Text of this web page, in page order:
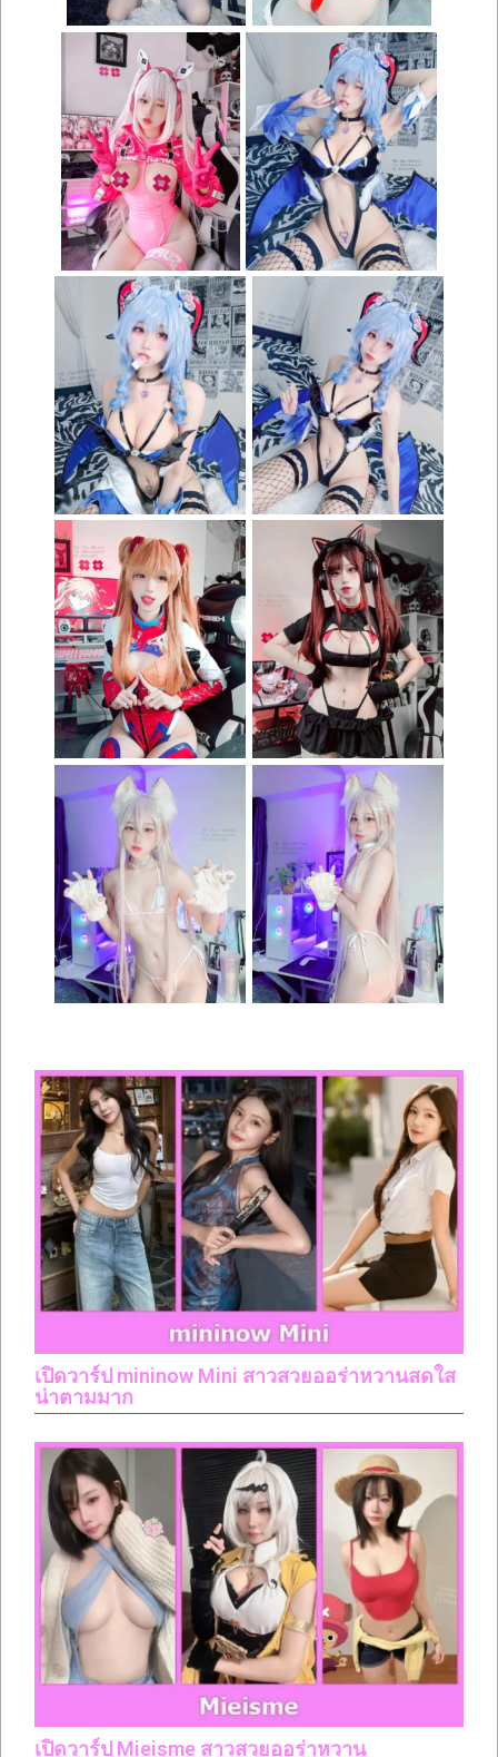
เปิดวาร์ป mininow Mini สาวสวยออร่าหวานสดใส
น่าตามมาก
เปิดวาร์ป Mieisme สาวสวยออร่าหวาน